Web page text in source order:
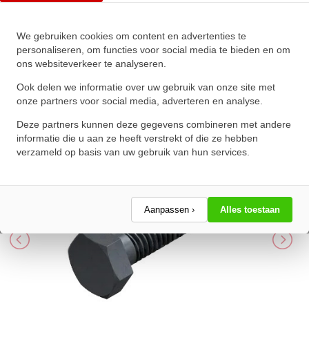
We gebruiken cookies om content en advertenties te
personaliseren, om functies voor social media te bieden en om
ons websiteverkeer te analyseren.
Ook delen we informatie over uw gebruik van onze site met
onze partners voor social media, adverteren en analyse.
Deze partners kunnen deze gegevens combineren met andere
informatie die u aan ze heeft verstrekt of die ze hebben
verzameld op basis van uw gebruik van hun services.
Aanpassen › Alles toestaan
Zeskanttapbout Voldraad DIN
933 M5x12mm 8.8 Onbehandeld
★★★★★
★★★★★